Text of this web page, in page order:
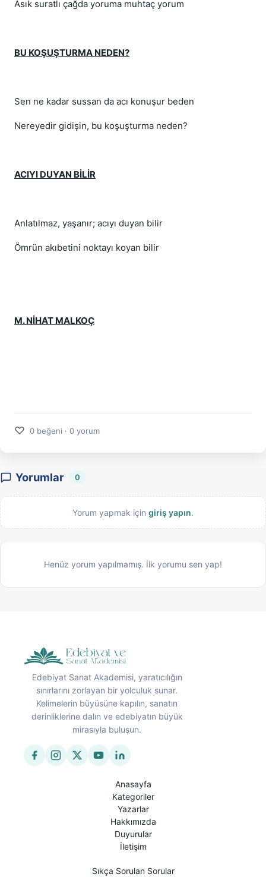
Asık suratlı çağda yoruma muhtaç yorum
BU KOŞUŞTURMA NEDEN?
Sen ne kadar sussan da acı konuşur beden
Nereyedir gidişin, bu koşuşturma neden?
ACIYI DUYAN BİLİR
Anlatılmaz, yaşanır; acıyı duyan bilir
Ömrün akıbetini noktayı koyan bilir
M. NİHAT MALKOÇ
♡ 0 beğeni · 0 yorum
Yorumlar 0
Yorum yapmak için giriş yapın.
Henüz yorum yapılmamış. İlk yorumu sen yap!
Edebiyat Sanat Akademisi, yaratıcılığın
sınırlarını zorlayan bir yolculuk sunar.
Kelimelerin büyüsüne kapılın, sanatın
derinliklerine dalın ve edebiyatın büyük
mirasıyla buluşun.
Anasayfa
Kategoriler
Yazarlar
Hakkımızda
Duyurular
İletişim
Sıkça Sorulan Sorular